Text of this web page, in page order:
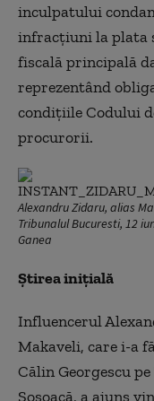
inculpatului
infracţiuni la plata
fiscală principală
reprezentând
condiţiile Codului
procurorii.
Alexandru Zidaru, alias
Tribunalul Bucuresti, 12
Ganea
Știrea inițială
Influencerul
Makaveli, care i-a
Călin Georgescu
Şoşoacă, a ajuns